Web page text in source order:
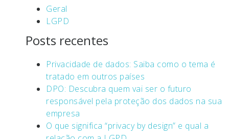
Geral
LGPD
Posts recentes
Privacidade de dados: Saiba como o tema é
tratado em outros países
DPO: Descubra quem vai ser o futuro
responsável pela proteção dos dados na sua
empresa
O que significa “privacy by design” e qual a